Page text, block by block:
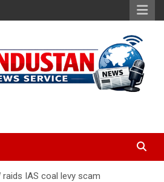
Service
raids IAS coal levy scam